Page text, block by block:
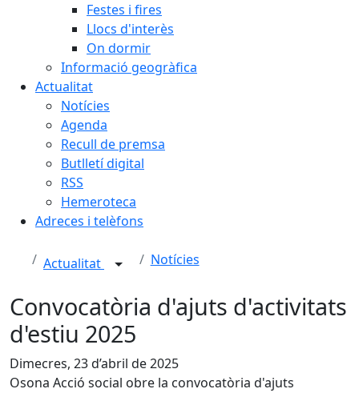
Festes i fires
Llocs d'interès
On dormir
Informació geogràfica
Actualitat
Notícies
Agenda
Recull de premsa
Butlletí digital
RSS
Hemeroteca
Adreces i telèfons
Actualitat Notícies
Convocatòria d'ajuts d'activitats
d'estiu 2025
Dimecres, 23 d’abril de 2025
Osona Acció social obre la convocatòria d'ajuts